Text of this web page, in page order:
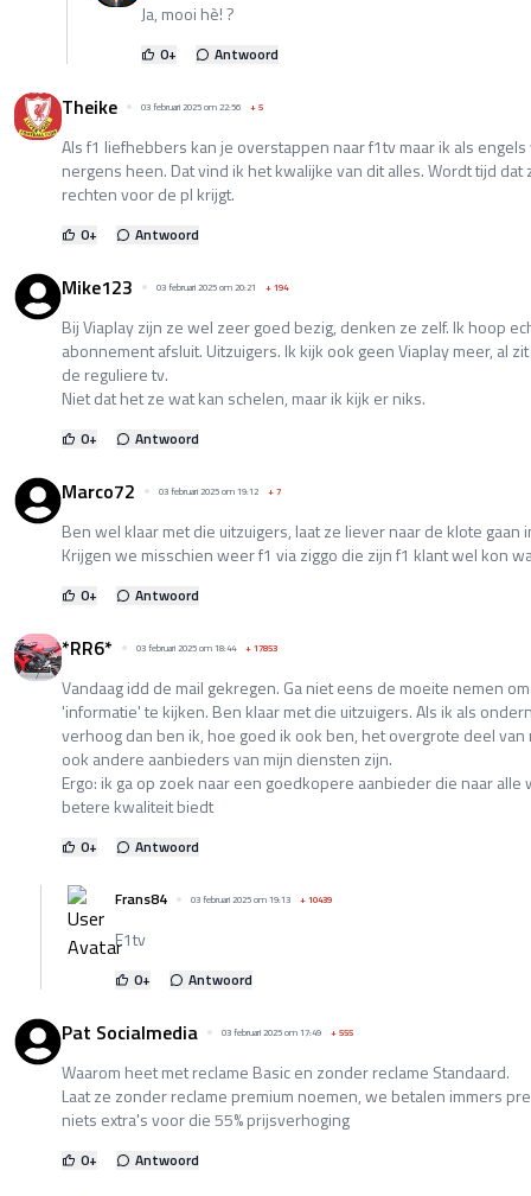
Ja, mooi hè! ?
0+ Antwoord
Theike 03 februari 2025 om 22:56 +5
Als f1 liefhebbers kan je overstappen naar f1tv maar ik als
nergens heen. Dat vind ik het kwalijke van dit alles. Wordt tijd
rechten voor de pl krijgt.
0+ Antwoord
Mike123 03 februari 2025 om 20:21 +194
Bij Viaplay zijn ze wel zeer goed bezig, denken ze zelf. Ik hoop
abonnement afsluit. Uitzuigers. Ik kijk ook geen Viaplay meer, al
de reguliere tv.
Niet dat het ze wat kan schelen, maar ik kijk er niks.
0+ Antwoord
Marco72 03 februari 2025 om 19:12 +7
Ben wel klaar met die uitzuigers, laat ze liever naar de klote gaan
Krijgen we misschien weer f1 via ziggo die zijn f1 klant wel kon
0+ Antwoord
*RR6* 03 februari 2025 om 18:44 +17853
Vandaag idd de mail gekregen. Ga niet eens de moeite nemen
'informatie' te kijken. Ben klaar met die uitzuigers. Als ik als
verhoog dan ben ik, hoe goed ik ook ben, het overgrote deel
ook andere aanbieders van mijn diensten zijn.
Ergo: ik ga op zoek naar een goedkopere aanbieder die naar
betere kwaliteit biedt
0+ Antwoord
Frans84 03 februari 2025 om 19:13 +10439
F1tv
0+ Antwoord
Pat Socialmedia 03 februari 2025 om 17:49 +555
Waarom heet met reclame Basic en zonder reclame Standaard.
Laat ze zonder reclame premium noemen, we betalen immers
niets extra's voor die 55% prijsverhoging
0+ Antwoord